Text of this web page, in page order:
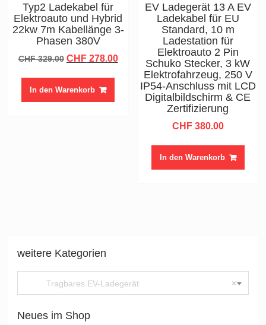
Typ2 Ladekabel für
Elektroauto und Hybrid
22kw 7m Kabellänge 3-
Phasen 380V
CHF329.00 Ursprünglicher
CHF 329.00
CHF278.00Aktueller
CHF 278.00.
In den Warenkorb
EV Ladegerät 13 A EV
Ladekabel für EU
Standard, 10 m
Ladestation für
Elektroauto 2 Pin
Schuko Stecker, 3 kW
Elektrofahrzeug, 250 V
IP54-Anschluss mit LCD
Digitalbildschirm & CE
Zertifizierung
CHF380.00
In den Warenkorb
weitere Kategorien
×
Tragbares EV-Ladegerät
Neues im Shop